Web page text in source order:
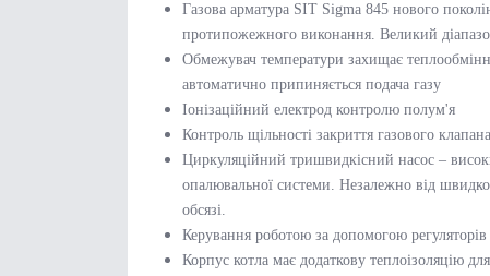
Газова арматура SIT Sigma 845 нового
протипожежного виконання. Великий
Обмежувач температури захищає
автоматично припиняється подача газу
Іонізаційний електрод контролю полум'я
Контроль щільності закриття газового клапана
Циркуляційний тришвидкісний насос –
опалювальної системи. Незалежно від
обсязі.
Керування роботою за допомогою
Корпус котла має додаткову теплоізоляцію